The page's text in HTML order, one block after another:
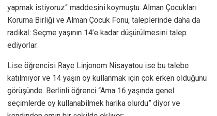
yapmak istiyoruz” maddesini koymuştu. Alman Çocukları
Koruma Birliği ve Alman Çocuk Fonu, taleplerinde daha da
radikal: Seçme yaşının 14’e kadar düşürülmesini talep
ediyorlar.
Lise öğrencisi Raye Linjonom Nisayatou ise bu talebe
katılmıyor ve 14 yaşın oy kullanmak için çok erken olduğunu
görüşünde. Berlinli öğrenci “Ama 16 yaşında genel
seçimlerde oy kullanabilmek harika olurdu” diyor ve